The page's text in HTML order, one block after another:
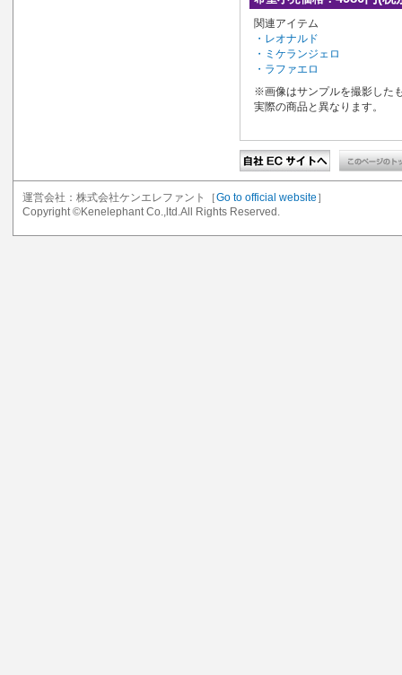
関連アイテム
・レオナルド
・ミケランジェロ
・ラファエロ
※画像はサンプルを撮影した
実際の商品と異なります。
運営会社：株式会社ケンエレファント［Go to official website ］
Copyright ©Kenelephant Co.,ltd.All Rights Reserved.